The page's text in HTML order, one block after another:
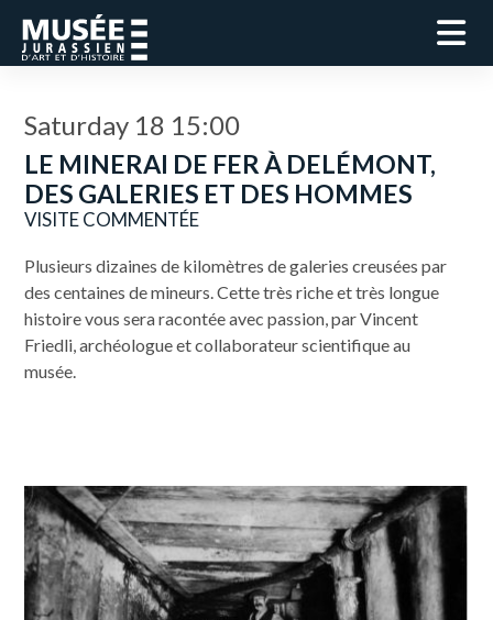
Saturday 18 15:00
LE MINERAI DE FER À DELÉMONT,
DES GALERIES ET DES HOMMES
VISITE COMMENTÉE
Plusieurs dizaines de kilomètres de galeries creusées par
des centaines de mineurs. Cette très riche et très longue
histoire vous sera racontée avec passion, par Vincent
Friedli, archéologue et collaborateur scientifique au
musée.